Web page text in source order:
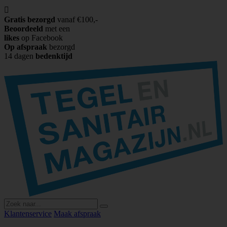

Gratis bezorgd vanaf €100,-
Beoordeeld met een
likes op Facebook
Op afspraak bezorgd
14 dagen bedenktijd
Klantenservice Maak afspraak